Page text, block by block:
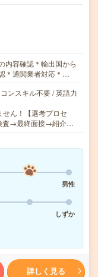
内容確認＊輸出国から
＊通関業者対応＊…
ンスキル不要 / 英語力
ん！【選考プロセ
査→最終面接→紹介…
男性
しずか
詳しく見る